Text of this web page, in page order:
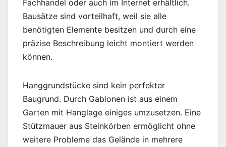
Fachhandel oder auch im Internet erhältlich.
Bausätze sind vorteilhaft, weil sie alle
benötigten Elemente besitzen und durch eine
präzise Beschreibung leicht montiert werden
können.
Hanggrundstücke sind kein perfekter
Baugrund. Durch Gabionen ist aus einem
Garten mit Hanglage einiges umzusetzen. Eine
Stützmauer aus Steinkörben ermöglicht ohne
weitere Probleme das Gelände in mehrere